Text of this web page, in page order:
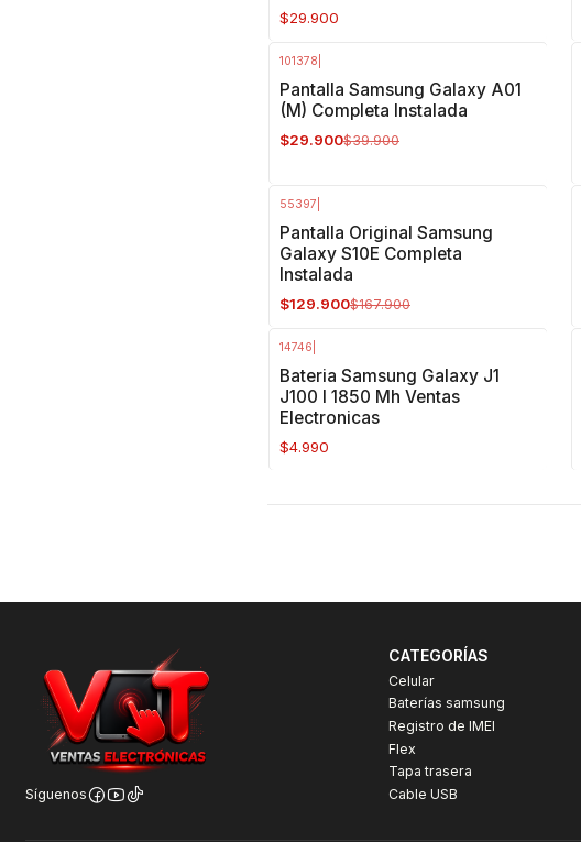
$29.900
101378
Pantalla Samsung Galaxy A01
(M) Completa Instalada
$29.900$39.900
55397
Pantalla Original Samsung
Galaxy S10E Completa
Instalada
$129.900$167.900
14746
Bateria Samsung Galaxy J1
J100 I 1850 Mh Ventas
Electronicas
$4.990
Síguenos
CATEGORÍAS
Celular
Baterías samsung
Registro de IMEI
Flex
Tapa trasera
Cable USB